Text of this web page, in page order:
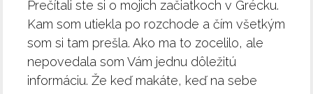
Prečítali ste si o mojich začiatkoch v Grécku.
Kam som utiekla po rozchode a čím všetkým
som si tam prešla. Ako ma to zocelilo, ale
nepovedala som Vám jednu dôležitú
informáciu. Že keď makáte, keď na sebe